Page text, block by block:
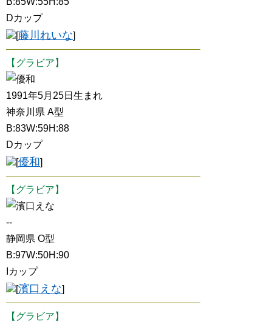
Dカップ
[藤川れいな]
【グラビア】
優和
1991年5月25日生まれ
神奈川県 A型
B:83W:59H:88
Dカップ
[優和]
【グラビア】
濱口えな
--
静岡県 O型
B:97W:50H:90
Iカップ
[濱口えな]
【グラビア】